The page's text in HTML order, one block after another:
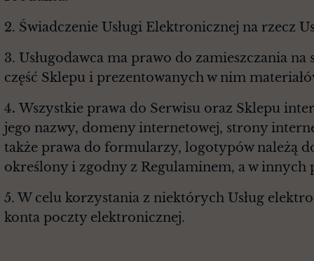
2. Świadczenie Usługi Elektronicznej na rzecz
3. Usługodawca ma prawo do zamieszczania
część Sklepu i prezentowanych w nim
4. Wszystkie prawa do Serwisu oraz Sklepu
jego nazwy, domeny internetowej, strony
także prawa do formularzy, logotypów należą
określony i zgodny z Regulaminem, a w innych
5. W celu korzystania z niektórych Usług
konta poczty elektronicznej.